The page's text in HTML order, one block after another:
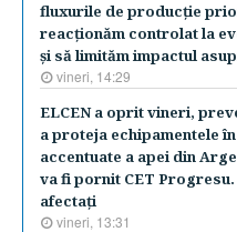
fluxurile de producţie
reacţionăm controlat la
şi să limităm impactul
vineri, 14:29
ELCEN a oprit vineri,
a proteja echipamentele
accentuate a apei din
va fi pornit CET
afectaţi
vineri, 13:31